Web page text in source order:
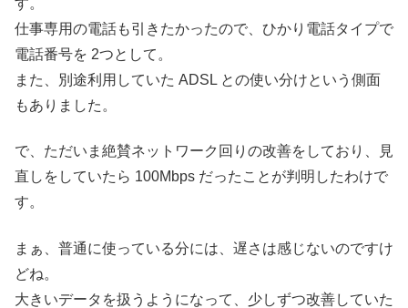
仕事専用の電話も引きたかったので、ひかり電話タイプで
電話番号を 2つとして。
また、別途利用していた ADSL との使い分けという側面
もありました。
で、ただいま絶賛ネットワーク回りの改善をしており、見
直しをしていたら 100Mbps だったことが判明したわけで
す。
まぁ、普通に使っている分には、遅さは感じないのですけ
どね。
大きいデータを扱うようになって、少しずつ改善していた